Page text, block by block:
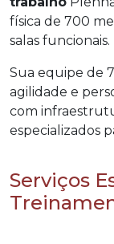
física de 700
salas funcionais.
Sua equipe de
agilidade e
com
especializados
Serviços